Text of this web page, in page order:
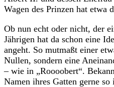
Wagen des Prinzen hat etwa
Ob nun echt oder nicht, der
Jährigen hat da schon eine
angeht. So mutmaßt einer
Nullen, sondern eine
– wie in „Roooobert“.
Namen ihres Gatten gerne so